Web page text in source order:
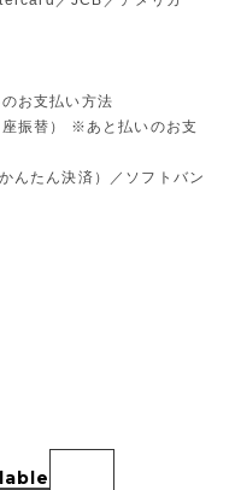
お支払い方法
振替） ※あと払いのお支
んたん決済）／ソフトバン